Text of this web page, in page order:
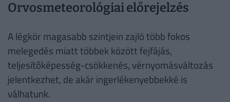
Orvosmeteorológiai előrejelzés
A légkör magasabb szintjein zajló több fokos
melegedés miatt többek között fejfájás,
teljesítőképesség-csökkenés, vérnyomásváltozás
jelentkezhet, de akár ingerlékenyebbekké is
válhatunk.